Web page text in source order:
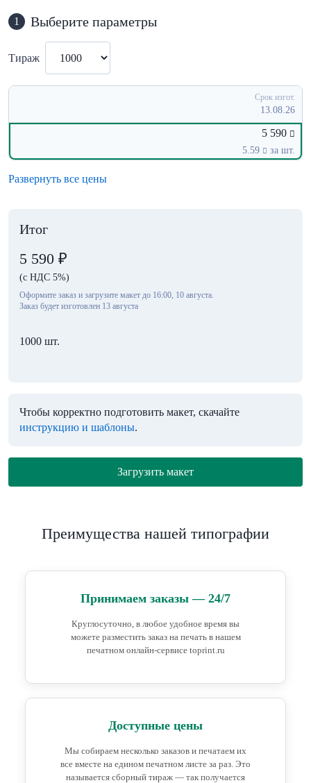
1 Выберите параметры
Тираж
Срок изгот.
13.08.26
5 590
5.59 за шт.
Развернуть все цены
Итог
5 590 ₽
(с НДС 5%)
Оформите заказ и загрузите макет до 16:00, 10 августа.
Заказ будет изготовлен 13 августа
1000 шт.
Чтобы корректно подготовить макет, скачайте
инструкцию и шаблоны.
Загрузить макет
Преимущества нашей типографии
Принимаем заказы — 24/7
Круглосуточно, в любое удобное время вы
можете разместить заказ на печать в нашем
печатном онлайн-сервисе toprint.ru
Доступные цены
Мы собираем несколько заказов и печатаем их
все вместе на едином печатном листе за раз. Это
называется сборный тираж — так получается